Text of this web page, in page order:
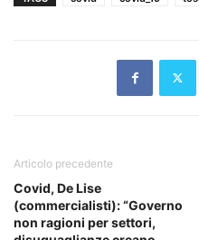
Articolo precedente
Covid, De Lise
(commercialisti): “Governo
non ragioni per settori,